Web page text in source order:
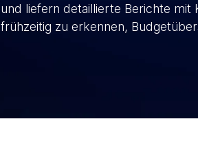
und liefern detaillierte Berichte mit
frühzeitig zu erkennen,